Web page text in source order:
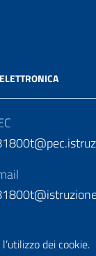
dei cookie.